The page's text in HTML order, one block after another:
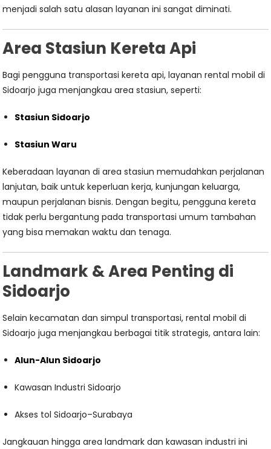
menjadi salah satu alasan layanan ini sangat diminati.
Area Stasiun Kereta Api
Bagi pengguna transportasi kereta api, layanan rental mobil di
Sidoarjo juga menjangkau area stasiun, seperti:
Stasiun Sidoarjo
Stasiun Waru
Keberadaan layanan di area stasiun memudahkan perjalanan
lanjutan, baik untuk keperluan kerja, kunjungan keluarga,
maupun perjalanan bisnis. Dengan begitu, pengguna kereta
tidak perlu bergantung pada transportasi umum tambahan
yang bisa memakan waktu dan tenaga.
Landmark & Area Penting di
Sidoarjo
Selain kecamatan dan simpul transportasi, rental mobil di
Sidoarjo juga menjangkau berbagai titik strategis, antara lain:
Alun-Alun Sidoarjo
Kawasan Industri Sidoarjo
Akses tol Sidoarjo–Surabaya
Jangkauan hingga area landmark dan kawasan industri ini